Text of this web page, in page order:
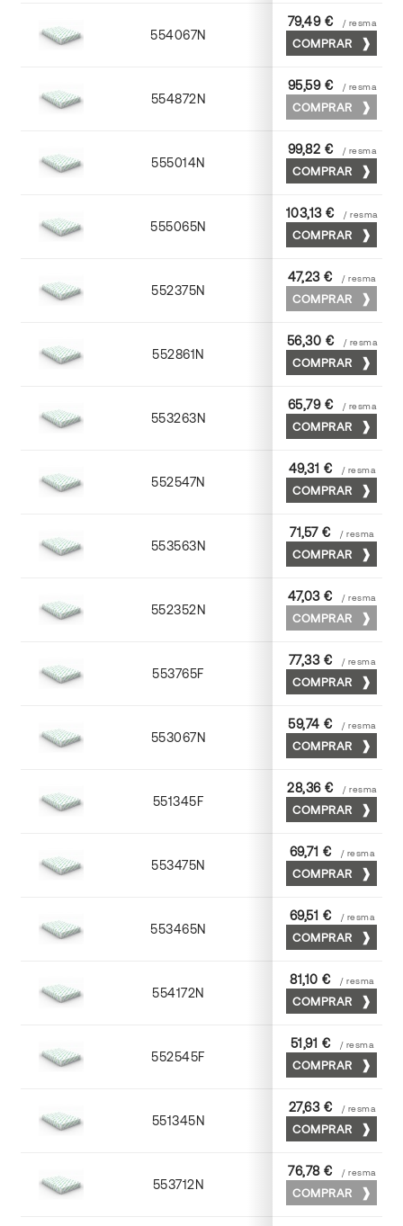
554067N 65 x 90
79,49 € / resma
COMPRAR
554872N 70 x 100
95,59 € / resma
COMPRAR
555014N 72 x 102
99,82 € / resma
COMPRAR
555065N 65 x 90
103,13 € / resma
COMPRAR
552375N 75 x 53
47,23 € / resma
COMPRAR
552861N 63 x 88
56,30 € / resma
COMPRAR
553263N 63 x 88
65,79 € / resma
COMPRAR
552547N 45 x 64
49,31 € / resma
COMPRAR
553563N 63 x 88
71,57 € / resma
COMPRAR
552352N 52 x 70
47,03 € / resma
COMPRAR
553765F 65 x 90
77,33 € / resma
COMPRAR
553067N 65 x 90
59,74 € / resma
COMPRAR
551345F 45 x 64
28,36 € / resma
COMPRAR
553475N 75 x 53
69,71 € / resma
COMPRAR
553465N 65 x 90
69,51 € / resma
COMPRAR
554172N 70 x 100
81,10 € / resma
COMPRAR
552545F 45 x 64
51,91 € / resma
COMPRAR
551345N 45 x 64
27,63 € / resma
COMPRAR
553712N 72 x 102
76,78 € / resma
COMPRAR